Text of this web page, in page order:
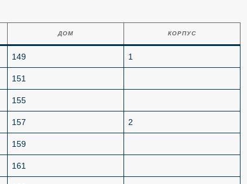
ДОМ КОРПУС
149 1
151
155
157 2
159
161